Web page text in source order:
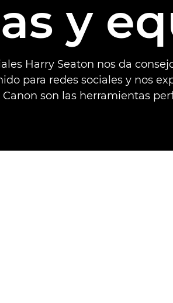
y
Harry Seaton nos da
para redes sociales y nos
Canon son las herramientas